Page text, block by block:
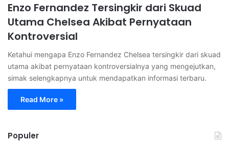
Enzo Fernandez Tersingkir dari Skuad
Utama Chelsea Akibat Pernyataan
Kontroversial
Ketahui mengapa Enzo Fernandez Chelsea tersingkir dari skuad
utama akibat pernyataan kontroversialnya yang mengejutkan,
simak selengkapnya untuk mendapatkan informasi terbaru.
Read More »
Populer